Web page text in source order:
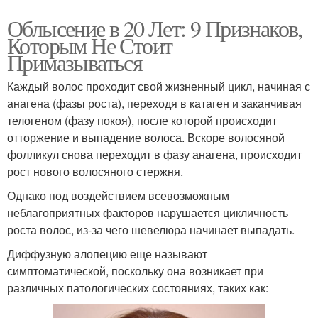
Облысение в 20 Лет: 9 Признаков,
Которым Не Стоит
Примазываться
Каждый волос проходит свой жизненный цикл, начиная с
анагена (фазы роста), переходя в катаген и заканчивая
телогеном (фазу покоя), после которой происходит
отторжение и выпадение волоса. Вскоре волосяной
фолликул снова переходит в фазу анагена, происходит
рост нового волосяного стержня.
Однако под воздействием всевозможным
неблагоприятных факторов нарушается цикличность
роста волос, из-за чего шевелюра начинает выпадать.
Диффузную алопецию еще называют
симптоматической, поскольку она возникает при
различных патологических состояниях, таких как: